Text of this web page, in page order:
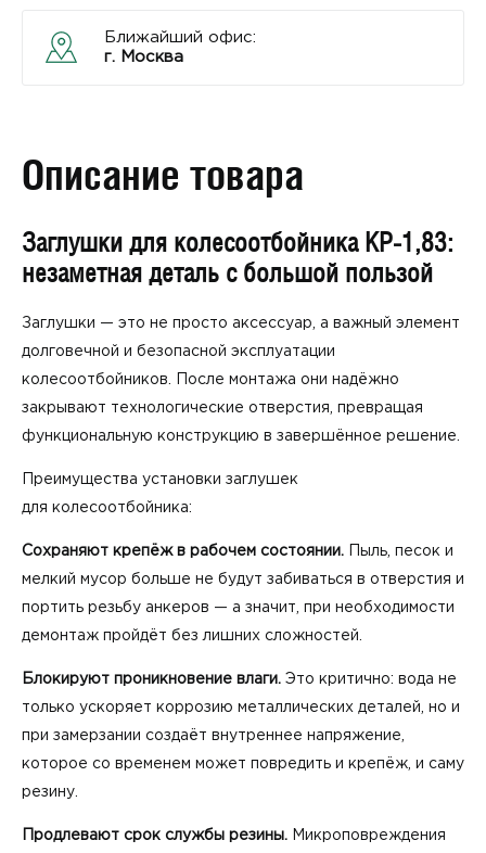
Ближайший офис:
г. Москва
Описание товара
Заглушки для колесоотбойника КР‑1,83:
незаметная деталь с большой пользой
Заглушки — это не просто аксессуар, а важный элемент
долговечной и безопасной эксплуатации
колесоотбойников. После монтажа они надёжно
закрывают технологические отверстия, превращая
функциональную конструкцию в завершённое решение.
Преимущества установки заглушек
для колесоотбойника:
Сохраняют крепёж в рабочем состоянии. Пыль, песок и
мелкий мусор больше не будут забиваться в отверстия и
портить резьбу анкеров — а значит, при необходимости
демонтаж пройдёт без лишних сложностей.
Блокируют проникновение влаги. Это критично: вода не
только ускоряет коррозию металлических деталей, но и
при замерзании создаёт внутреннее напряжение,
которое со временем может повредить и крепёж, и саму
резину.
Продлевают срок службы резины. Микроповреждения